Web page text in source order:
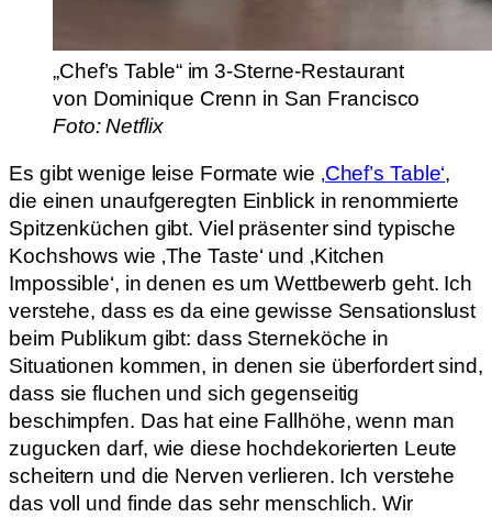
„Chef’s Table“ im 3-Sterne-Restaurant
von Dominique Crenn in San Francisco
Foto: Netflix
Es gibt wenige leise Formate wie ‚Chef’s Table‘,
die einen unaufgeregten Einblick in renommierte
Spitzenküchen gibt. Viel präsenter sind typische
Kochshows wie ‚The Taste‘ und ‚Kitchen
Impossible‘, in denen es um Wettbewerb geht. Ich
verstehe, dass es da eine gewisse Sensationslust
beim Publikum gibt: dass Sterneköche in
Situationen kommen, in denen sie überfordert sind,
dass sie fluchen und sich gegenseitig
beschimpfen. Das hat eine Fallhöhe, wenn man
zugucken darf, wie diese hochdekorierten Leute
scheitern und die Nerven verlieren. Ich verstehe
das voll und finde das sehr menschlich. Wir